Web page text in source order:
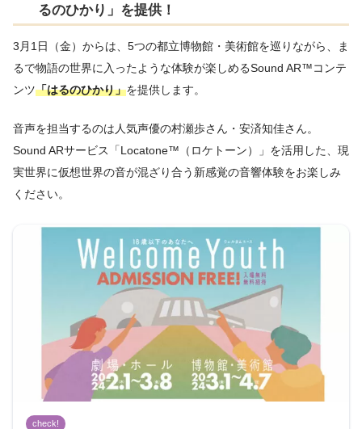
るのひかり」を提供！
3月1日（金）からは、5つの都立博物館・美術館を巡りながら、ま
るで物語の世界に入ったような体験が楽しめるSound AR™コンテ
ンツ「はるのひかり」を提供します。
音声を担当するのは人気声優の村瀬歩さん・安済知佳さん。
Sound ARサービス「Locatone™（ロケトーン）」を活用した、現
実世界に仮想世界の音が混ざり合う新感覚の音響体験をお楽しみ
ください。
check!